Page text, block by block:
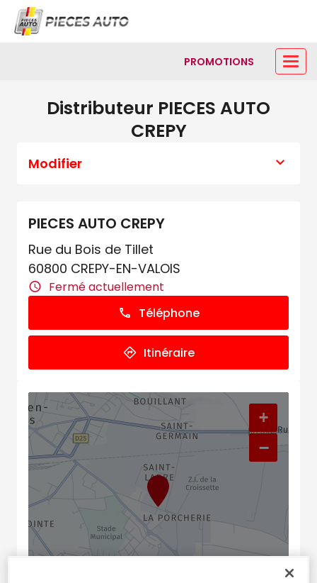
PROMOTIONS
Distributeur PIECES AUTO
CREPY
Modifier
PIECES AUTO CREPY
Rue du Bois de Tillet
60800 CREPY-EN-VALOIS
Fermé actuellement
Téléphone
Itinéraire
+
−